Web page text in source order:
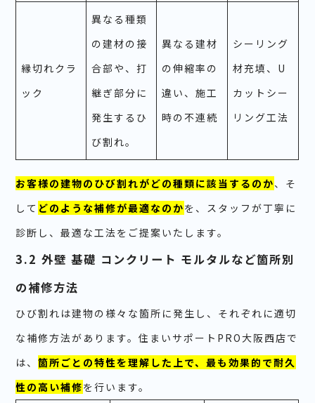
縁切れクラ
ック
異なる種類
の建材の接
合部や、打
継ぎ部分に
発生するひ
び割れ。
異なる建材
の伸縮率の
違い、施工
時の不連続
シーリング
材充填、U
カットシー
リング工法
お客様の建物のひび割れがどの種類に該当するのか、そ
して どのような補修が最適なのかを、スタッフが丁寧に
診断し、最適な工法をご提案いたします。
3.2 外壁 基礎 コンクリート モルタルなど箇所別
の補修方法
ひび割れは建物の様々な箇所に発生し、それぞれに適切
な補修方法があります。住まいサポートPRO大阪西店で
は、箇所ごとの特性を理解した上で、最も効果的で耐久
性の高い補修を行います。